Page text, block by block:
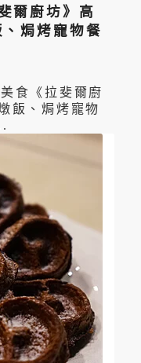
爾廚坊》高
焗烤寵物餐
食《拉斐爾廚
飯、焗烤寵物